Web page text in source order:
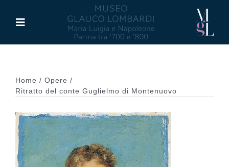
contenuto
Toggle
Maria Luigia d’Asburgo
Glauco Lombardi
Palazzo di Riserva
Home
Opere
Ritratto del conte Guglielmo di Montenuovo